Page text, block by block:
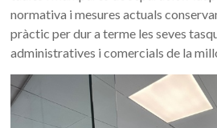
normativa i mesures actuals
pràctic per dur a terme les seves
administratives i comercials de la